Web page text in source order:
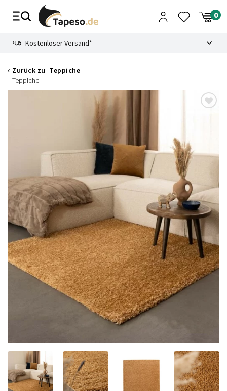
Zusammenbruch
Kostenloser Versand*
Zurück zu Teppiche
Teppiche